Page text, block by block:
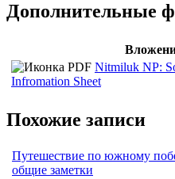
Дополнительные
Nitmiluk NP:
Infromation Sheet
Похожие записи
Путешествие по южному
общие заметки